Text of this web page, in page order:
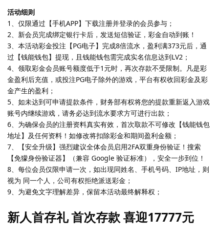
活动细则
1、仅限通过【手机APP】下载注册并登录的会员参与；
2、新会员完成绑定银行卡后，发送短信验证，彩金自动到账！
3、本活动彩金投注【PG电子】完成8倍流水，盈利满373元后，通
过【钱能钱包】提现，且钱能钱包需完成实名信息达到LV2；
4、领取彩金会员账号额度低于1元时，再次存款不受限制。凡是彩
金盈利后充值，或投注PG电子除外的游戏，平台有权收回彩金及彩
金产生的盈利；
5、如未达到可申请提款条件，财务部有权将您的提款重新返入游戏
账号内继续游戏，请务必达到流水要求方可进行出款；
6、为确保会员的注册资料真实有效，首次取款不可修改【钱能钱包
地址】及任何资料！如修改将扣除彩金和期间盈利金额；
7、【安全升级】强烈建议全体会员启用2FA双重身份验证！搜索
【免獴身份验证器】（兼容 Google 验证标准），安全一步到位！
8、每位会员仅限申请一次，如出现同姓名、手机号码、IP地址，则
视为 同一个人，公司有权拒绝派送彩金；
9、为避免文字理解差异，保留本活动最终解释权；
新人首存礼 首次存款 喜迎17777元